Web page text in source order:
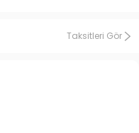
Taksitleri Gör